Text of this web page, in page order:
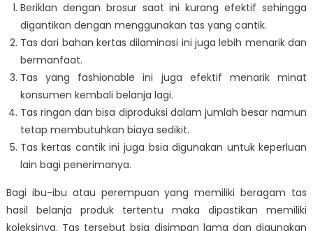
Beriklan dengan brosur saat ini kurang efektif sehingga
digantikan dengan menggunakan tas yang cantik.
Tas dari bahan kertas dilaminasi ini juga lebih menarik dan
bermanfaat.
Tas yang fashionable ini juga efektif menarik minat
konsumen kembali belanja lagi.
Tas ringan dan bisa diproduksi dalam jumlah besar namun
tetap membutuhkan biaya sedikit.
Tas kertas cantik ini juga bsia digunakan untuk keperluan
lain bagi penerimanya.
Bagi ibu-ibu atau perempuan yang memiliki beragam tas
hasil belanja produk tertentu maka dipastikan memiliki
koleksinya. Tas tersebut bsia disimpan lama dan digunakan